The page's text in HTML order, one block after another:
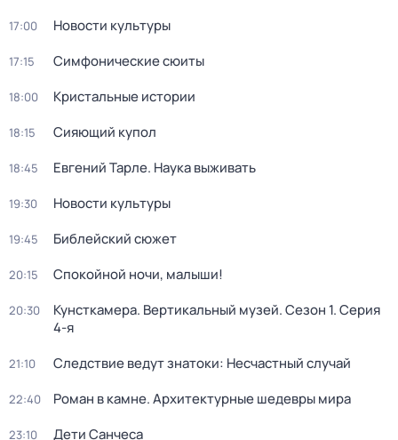
17:00 Новости культуры
17:15 Симфонические сюиты
18:00 Кристальные истории
18:15 Сияющий купол
18:45 Евгений Тарле. Наука выживать
19:30 Новости культуры
19:45 Библейский сюжет
20:15 Спокойной ночи, малыши!
20:30 Кунсткамера. Вертикальный музей. Сезон 1. Серия
4-я
21:10 Следствие ведут знатоки: Несчастный случай
22:40 Роман в камне. Архитектурные шедевры мира
23:10 Дети Санчеса